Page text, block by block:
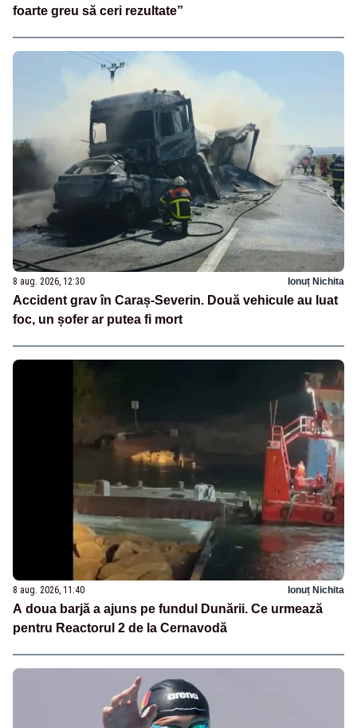
foarte greu să ceri rezultate”
8 aug. 2026, 12:30 Ionuț Nichita
Accident grav în Caraș-Severin. Două vehicule au luat
foc, un șofer ar putea fi mort
8 aug. 2026, 11:40 Ionuț Nichita
A doua barjă a ajuns pe fundul Dunării. Ce urmează
pentru Reactorul 2 de la Cernavodă